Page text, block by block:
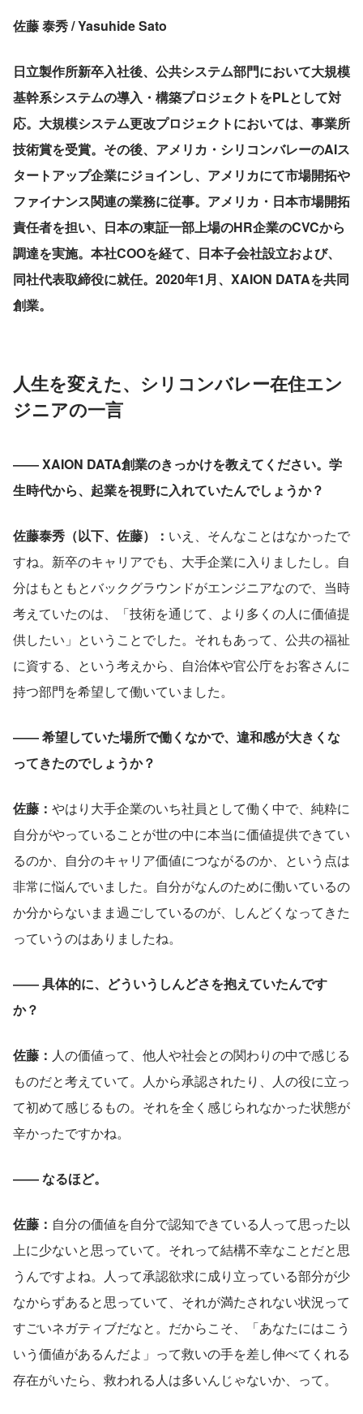
佐藤 泰秀 / Yasuhide Sato
日立製作所新卒入社後、公共システム部門において大規模
基幹系システムの導入・構築プロジェクトをPLとして対
応。大規模システム更改プロジェクトにおいては、事業所
技術賞を受賞。その後、アメリカ・シリコンバレーのAIス
タートアップ企業にジョインし、アメリカにて市場開拓や
ファイナンス関連の業務に従事。アメリカ・日本市場開拓
責任者を担い、日本の東証一部上場のHR企業のCVCから
調達を実施。本社COOを経て、日本子会社設立および、
同社代表取締役に就任。2020年1月、XAION DATAを共同
創業。
人生を変えた、シリコンバレー在住エン
ジニアの一言
―― XAION DATA創業のきっかけを教えてください。学
生時代から、起業を視野に入れていたんでしょうか？
佐藤泰秀（以下、佐藤）： いえ、そんなことはなかったで
すね。新卒のキャリアでも、大手企業に入りましたし。自
分はもともとバックグラウンドがエンジニアなので、当時
考えていたのは、「技術を通じて、より多くの人に価値提
供したい」ということでした。それもあって、公共の福祉
に資する、という考えから、自治体や官公庁をお客さんに
持つ部門を希望して働いていました。
―― 希望していた場所で働くなかで、違和感が大きくな
ってきたのでしょうか？
佐藤： やはり大手企業のいち社員として働く中で、純粋に
自分がやっていることが世の中に本当に価値提供できてい
るのか、自分のキャリア価値につながるのか、という点は
非常に悩んでいました。自分がなんのために働いているの
か分からないまま過ごしているのが、しんどくなってきた
っていうのはありましたね。
―― 具体的に、どういうしんどさを抱えていたんです
か？
佐藤： 人の価値って、他人や社会との関わりの中で感じる
ものだと考えていて。人から承認されたり、人の役に立っ
て初めて感じるもの。それを全く感じられなかった状態が
辛かったですかね。
―― なるほど。
佐藤： 自分の価値を自分で認知できている人って思った以
上に少ないと思っていて。それって結構不幸なことだと思
うんですよね。人って承認欲求に成り立っている部分が少
なからずあると思っていて、それが満たされない状況って
すごいネガティブだなと。だからこそ、「あなたにはこう
いう価値があるんだよ」って救いの手を差し伸べてくれる
存在がいたら、救われる人は多いんじゃないか、って。